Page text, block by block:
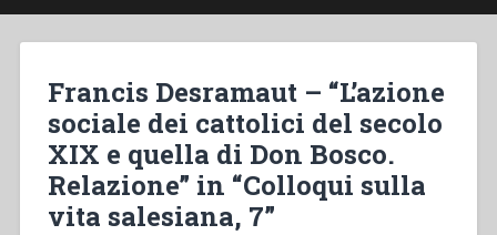
Francis Desramaut – “L’azione
sociale dei cattolici del secolo
XIX e quella di Don Bosco.
Relazione” in “Colloqui sulla
vita salesiana, 7”